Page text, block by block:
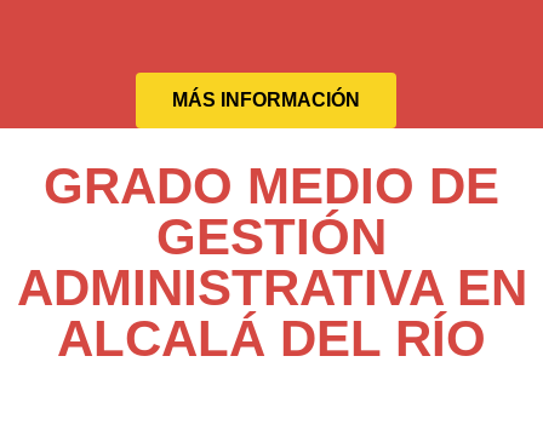
MÁS INFORMACIÓN
GRADO MEDIO DE
GESTIÓN
ADMINISTRATIVA EN
ALCALÁ DEL RÍO